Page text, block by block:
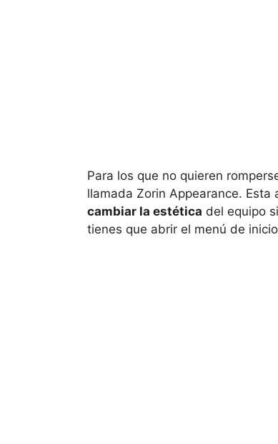
Para los que no quieren
llamada Zorin Appearance.
cambiar la estética del equipo
tienes que abrir el menú de